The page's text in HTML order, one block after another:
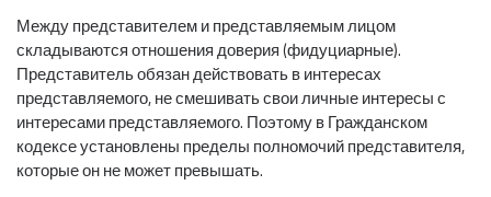
Между представителем и представляемым лицом
складываются отношения доверия (фидуциарные).
Представитель обязан действовать в интересах
представляемого, не смешивать свои личные интересы с
интересами представляемого. Поэтому в Гражданском
кодексе установлены пределы полномочий представителя,
которые он не может превышать.